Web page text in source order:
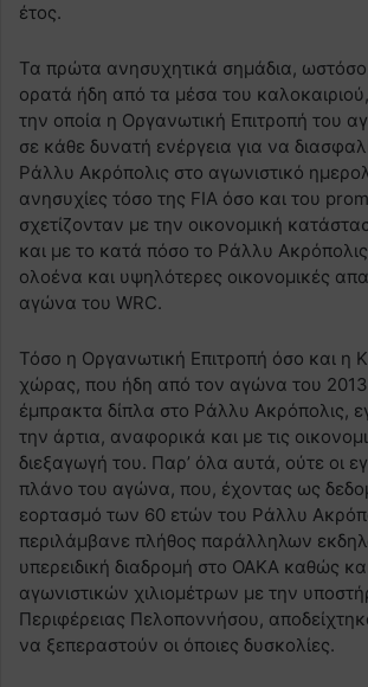
έτος.
Τα πρώτα ανησυχητικά σημάδια, ωστόσο,
ορατά ήδη από τα μέσα του
την οποία η Οργανωτική Επιτροπή του
σε κάθε δυνατή ενέργεια για να
Ράλλυ Ακρόπολις στο αγωνιστικό
ανησυχίες τόσο της FIA όσο και του
σχετίζονταν με την οικονομική
και με το κατά πόσο το Ράλλυ Ακρόπολις
ολοένα και υψηλότερες οικονομικές
αγώνα του WRC.
Τόσο η Οργανωτική Επιτροπή όσο και η
χώρας, που ήδη από τον αγώνα του
έμπρακτα δίπλα στο Ράλλυ Ακρόπολις,
την άρτια, αναφορικά και με τις
διεξαγωγή του. Παρ’ όλα αυτά, ούτε οι
πλάνο του αγώνα, που, έχοντας ως
εορτασμό των 60 ετών του Ράλλυ
περιλάμβανε πλήθος παράλληλων
υπερειδική διαδρομή στο ΟΑΚΑ καθώς
αγωνιστικών χιλιομέτρων με την
Περιφέρειας Πελοποννήσου,
να ξεπεραστούν οι όποιες δυσκολίες.